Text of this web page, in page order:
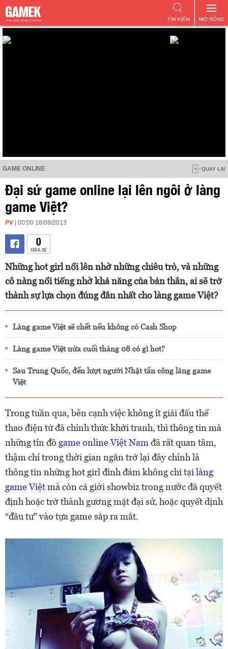
MỞ RỘNG
TÌM KIẾM
GAME ONLINE QUAY LẠI
Đại sứ game online lại lên ngôi ở làng
game Việt?
PV | 00:00 18/08/2013
0
CHIA SẺ
Những hot girl nổi lên nhờ những chiêu trò, và những
cô nàng nổi tiếng nhờ khả năng của bản thân, ai sẽ trở
thành sự lựa chọn đúng đắn nhất cho làng game Việt?
Làng game Việt sẽ chết nếu không có Cash Shop
Làng game Việt nửa cuối tháng 08 có gì hot?
Sau Trung Quốc, đến lượt người Nhật tấn công làng game
Việt
Trong tuần qua, bên cạnh việc không ít giải đấu thể
thao điện tử đã chính thức khởi tranh, thì thông tin mà
những tín đồ game online Việt Nam đã rất quan tâm,
thậm chí trong thời gian ngắn trở lại đây chính là
thông tin những hot girl đình đám không chỉ tại làng
game Việtmà còn cả giới showbiz trong nước đã quyết
định hoặc trở thành gương mặt đại sứ, hoặc quyết dịnh
“đầu tư” vào tựa game sắp ra mắt.